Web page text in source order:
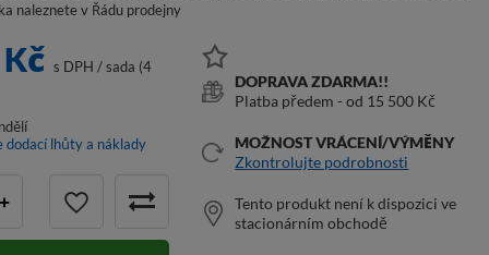
naleznete v Řádu prodejny
s DPH /sada (4
dodací lhůty a náklady
+
DOPRAVA ZDARMA!!
Platba předem - od 15 500 Kč
MOŽNOST VRÁCENÍ/VÝMĚNY
Zkontrolujte podrobnosti
Tento produkt není k dispozici ve
stacionárním obchodě